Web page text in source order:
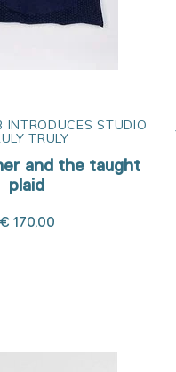
INTRODUCES STUDIO
TRULY
and the taught
plaid
€ 170,00